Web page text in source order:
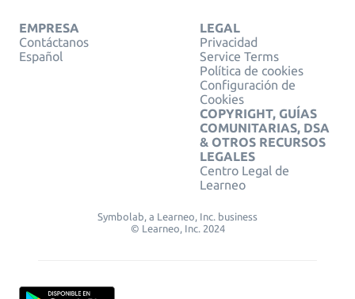
EMPRESA
Contáctanos
Español
LEGAL
Privacidad
Service Terms
Política de cookies
Configuración de
Cookies
COPYRIGHT, GUÍAS
COMUNITARIAS, DSA
& OTROS RECURSOS
LEGALES
Centro Legal de
Learneo
Symbolab, a Learneo, Inc. business
© Learneo, Inc. 2024